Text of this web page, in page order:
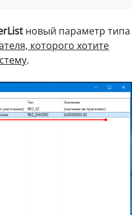
новый параметр типа
которого хотите
.